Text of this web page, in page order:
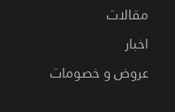
مقالات
اخبار
عروض و خصومات